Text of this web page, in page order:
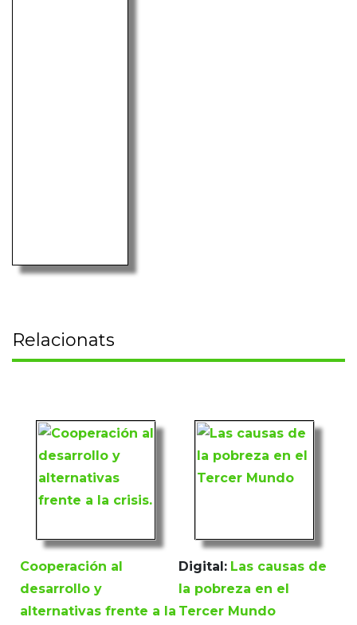
Relacionats
Cooperación al
desarrollo y
alternativas frente a la
Digital: Las causas de
la pobreza en el
Tercer Mundo